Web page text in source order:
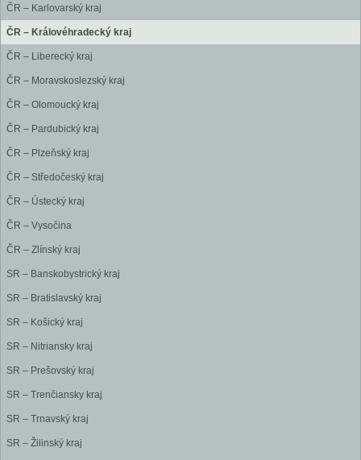
ČR – Karlovarský kraj
ČR – Královéhradecký kraj
ČR – Liberecký kraj
ČR – Moravskoslezský kraj
ČR – Olomoucký kraj
ČR – Pardubický kraj
ČR – Plzeňský kraj
ČR – Středočeský kraj
ČR – Ústecký kraj
ČR – Vysočina
ČR – Zlínský kraj
SR – Banskobystrický kraj
SR – Bratislavský kraj
SR – Košický kraj
SR – Nitriansky kraj
SR – Prešovský kraj
SR – Trenčiansky kraj
SR – Trnavský kraj
SR – Žilinský kraj